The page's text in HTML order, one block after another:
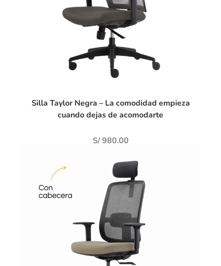
Silla Taylor Negra – La comodidad empieza
cuando dejas de acomodarte
S/980.00